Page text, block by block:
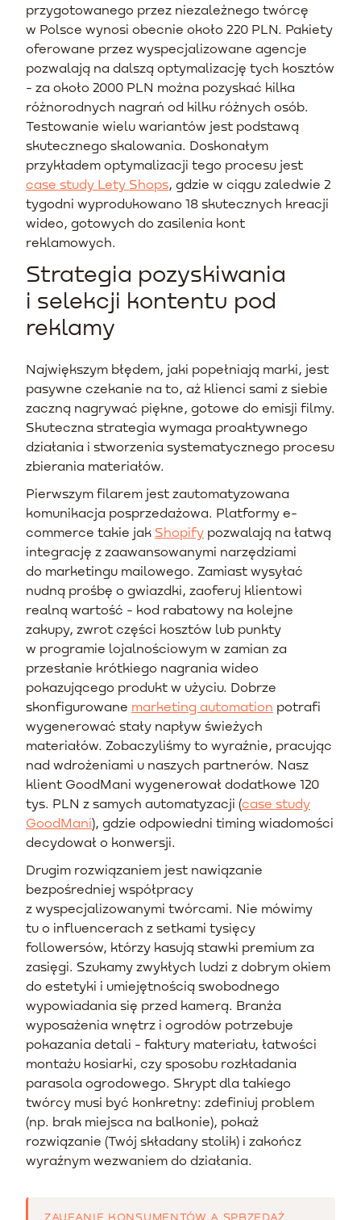
przygotowanego przez niezależnego twórcę
w Polsce wynosi obecnie około 220 PLN. Pakiety
oferowane przez wyspecjalizowane agencje
pozwalają na dalszą optymalizację tych kosztów
- za około 2000 PLN można pozyskać kilka
różnorodnych nagrań od kilku różnych osób.
Testowanie wielu wariantów jest podstawą
skutecznego skalowania. Doskonałym
przykładem optymalizacji tego procesu jest
case study Lety Shops, gdzie w ciągu zaledwie 2
tygodni wyprodukowano 18 skutecznych kreacji
wideo, gotowych do zasilenia kont
reklamowych.
Strategia pozyskiwania
i selekcji kontentu pod
reklamy
Największym błędem, jaki popełniają marki, jest
pasywne czekanie na to, aż klienci sami z siebie
zaczną nagrywać piękne, gotowe do emisji filmy.
Skuteczna strategia wymaga proaktywnego
działania i stworzenia systematycznego procesu
zbierania materiałów.
Pierwszym filarem jest zautomatyzowana
komunikacja posprzedażowa. Platformy e-
commerce takie jak Shopify pozwalają na łatwą
integrację z zaawansowanymi narzędziami
do marketingu mailowego. Zamiast wysyłać
nudną prośbę o gwiazdki, zaoferuj klientowi
realną wartość - kod rabatowy na kolejne
zakupy, zwrot części kosztów lub punkty
w programie lojalnościowym w zamian za
przesłanie krótkiego nagrania wideo
pokazującego produkt w użyciu. Dobrze
skonfigurowane marketing automation potrafi
wygenerować stały napływ świeżych
materiałów. Zobaczyliśmy to wyraźnie, pracując
nad wdrożeniami u naszych partnerów. Nasz
klient GoodMani wygenerował dodatkowe 120
tys. PLN z samych automatyzacji (case study
GoodMani), gdzie odpowiedni timing wiadomości
decydował o konwersji.
Drugim rozwiązaniem jest nawiązanie
bezpośredniej współpracy
z wyspecjalizowanymi twórcami. Nie mówimy
tu o influencerach z setkami tysięcy
followersów, którzy kasują stawki premium za
zasięgi. Szukamy zwykłych ludzi z dobrym okiem
do estetyki i umiejętnością swobodnego
wypowiadania się przed kamerą. Branża
wyposażenia wnętrz i ogrodów potrzebuje
pokazania detali - faktury materiału, łatwości
montażu kosiarki, czy sposobu rozkładania
parasola ogrodowego. Skrypt dla takiego
twórcy musi być konkretny: zdefiniuj problem
(np. brak miejsca na balkonie), pokaż
rozwiązanie (Twój składany stolik) i zakończ
wyraźnym wezwaniem do działania.
ZAUFANIE KONSUMENTÓW A SPRZEDAŻ